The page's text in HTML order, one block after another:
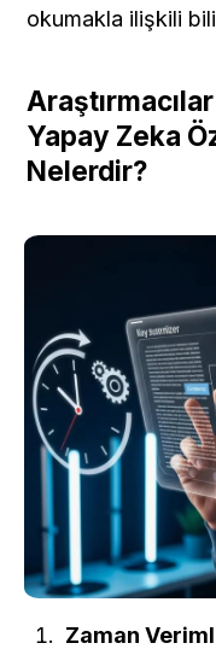
okumakla ilişkili
Yapay Zeka
Nelerdir?
Zaman